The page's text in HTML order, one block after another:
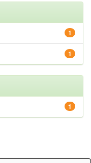
1
1
1